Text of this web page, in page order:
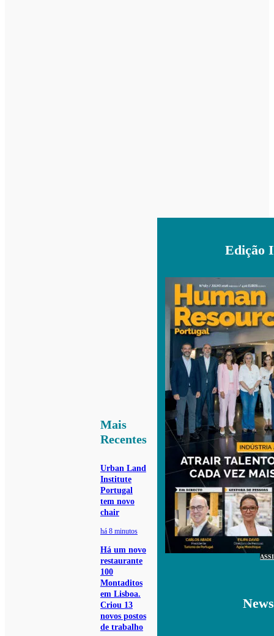
Mais
Recentes
Urban Land
Institute
Portugal
tem novo
chair
há 8 minutos
Há um novo
restaurante
100
Montaditos
em Lisboa.
Criou 13
novos postos
de trabalho
Edição